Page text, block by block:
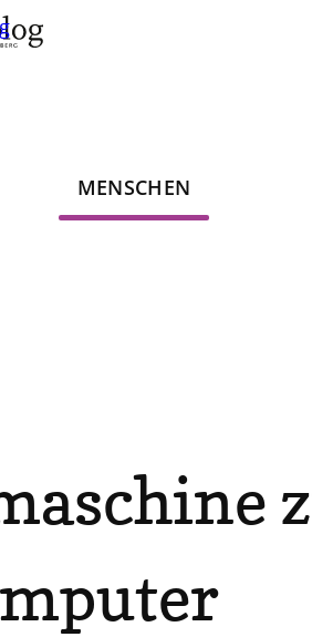
MENSCHEN